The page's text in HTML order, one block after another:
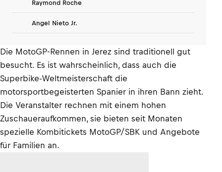
Raymond Roche
Angel Nieto Jr.
Die MotoGP-Rennen in Jerez sind traditionell gut
besucht. Es ist wahrscheinlich, dass auch die
Superbike-Weltmeisterschaft die
motorsportbegeisterten Spanier in ihren Bann zieht.
Die Veranstalter rechnen mit einem hohen
Zuschaueraufkommen, sie bieten seit Monaten
spezielle Kombitickets MotoGP/SBK und Angebote
für Familien an.